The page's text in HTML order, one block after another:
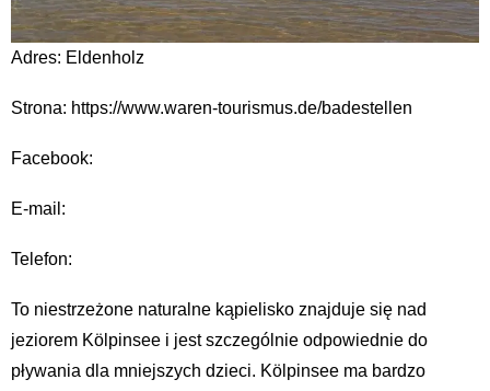
Adres: Eldenholz
Strona: https://www.waren-tourismus.de/badestellen
Facebook:
E-mail:
Telefon:
To niestrzeżone naturalne kąpielisko znajduje się nad
jeziorem Kölpinsee i jest szczególnie odpowiednie do
pływania dla mniejszych dzieci. Kölpinsee ma bardzo